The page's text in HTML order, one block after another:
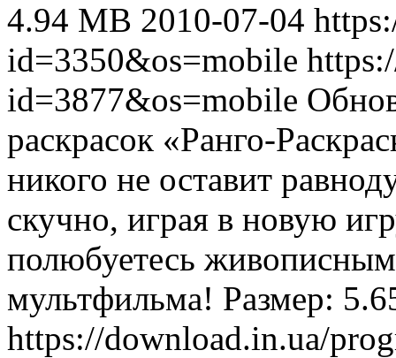
4.94 MB 2010-07-04
id=3350&os=mobile
id=3877&os=mobile
раскрасок «Ранго-
никого не оставит
скучно, играя в новую
полюбуетесь
мультфильма! Размер:
https://download.in.ua/